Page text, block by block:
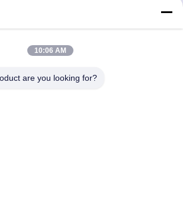
10:06 AM
are you looking for?